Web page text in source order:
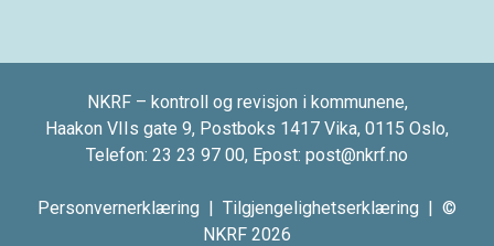
NKRF – kontroll og revisjon i kommunene,
Haakon VIIs gate 9, Postboks 1417 Vika, 0115 Oslo,
Telefon: 23 23 97 00, Epost: post@nkrf.no
Personvernerklæring | Tilgjengelighetserklæring | ©
NKRF 2026